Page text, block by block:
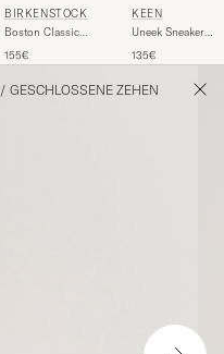
BIRKENSTOCK
Boston Classic
Oiled Leather
155€
KEEN
Uneek Sneaker
135€
/ GESCHLOSSENE ZEHEN